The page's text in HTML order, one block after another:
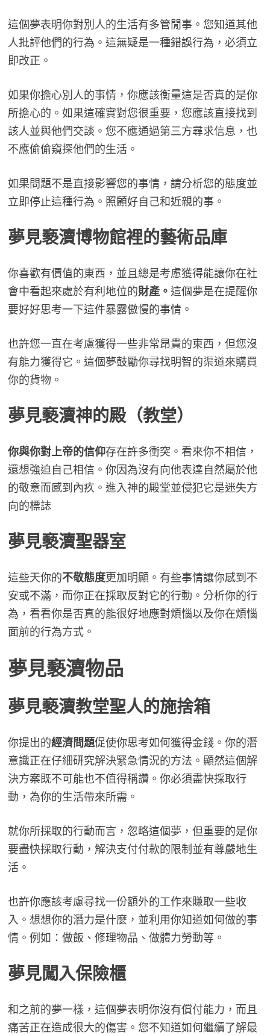
這個夢表明你對別人的生活有多管閒事。您知道其他
人批評他們的行為。這無疑是一種錯誤行為，必須立
即改正。
如果你擔心別人的事情，你應該衡量這是否真的是你
所擔心的。如果這確實對您很重要，您應該直接找到
該人並與他們交談。您不應通過第三方尋求信息，也
不應偷偷窺探他們的生活。
如果問題不是直接影響您的事情，請分析您的態度並
立即停止這種行為。照顧好自己和近親的事。
夢見褻瀆博物館裡的藝術品庫
你喜歡有價值的東西，並且總是考慮獲得能讓你在社
會中看起來處於有利地位的財產。 這個夢是在提醒你
要好好思考一下這件暴露傲慢的事情。
也許您一直在考慮獲得一些非常昂貴的東西，但您沒
有能力獲得它。這個夢鼓勵你尋找明智的渠道來購買
你的貨物。
夢見褻瀆神的殿（教堂）
你與你對上帝的信仰存在許多衝突。看來你不相信，
還想強迫自己相信。你因為沒有向他表達自然屬於他
的敬意而感到內疚。進入神的殿堂並侵犯它是迷失方
向的標誌
夢見褻瀆聖器室
這些天你的不敬態度更加明顯。有些事情讓你感到不
安或不滿，而你正在採取反對它的行動。分析你的行
為，看看你是否真的能很好地應對煩惱以及你在煩惱
面前的行為方式。
夢見褻瀆物品
夢見褻瀆教堂聖人的施捨箱
你提出的經濟問題促使你思考如何獲得金錢。你的潛
意識正在仔細研究解決緊急情況的方法。顯然這個解
決方案既不可能也不值得稱讚。你必須盡快採取行
動，為你的生活帶來所需。
就你所採取的行動而言，忽略這個夢，但重要的是你
要盡快採取行動，解決支付付款的限制並有尊嚴地生
活。
也許你應該考慮尋找一份額外的工作來賺取一些收
入。想想你的潛力是什麼，並利用你知道如何做的事
情。例如：做飯、修理物品、做體力勞動等。
夢見闖入保險櫃
和之前的夢一樣，這個夢表明你沒有償付能力，而且
痛苦正在造成很大的傷害。您不知道如何繼續了解最